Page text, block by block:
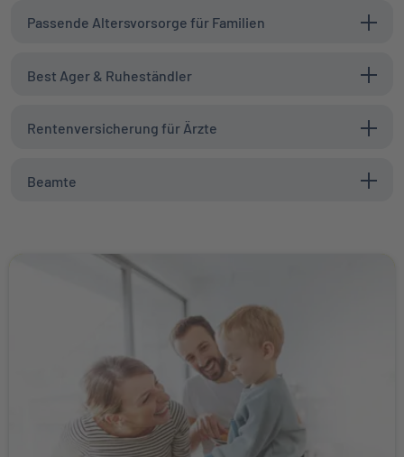
Passende Altersvorsorge für Familien
Best Ager & Ruheständler
Rentenversicherung für Ärzte
Beamte